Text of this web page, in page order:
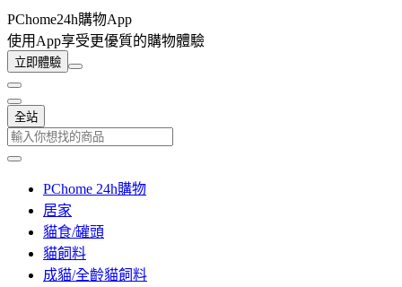
PChome24h購物App
使用App享受更優質的購物體驗
立即體驗
全站
PChome 24h購物
居家
貓食/罐頭
貓飼料
成貓/全齡貓飼料